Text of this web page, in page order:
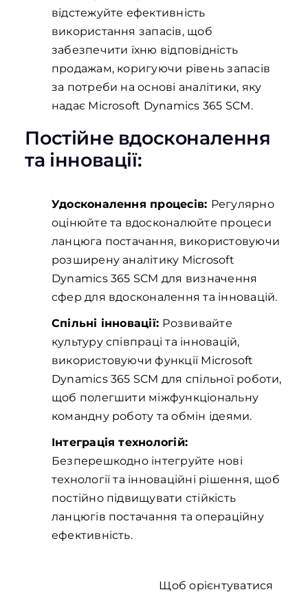
відстежуйте ефективність
використання запасів, щоб
забезпечити їхню відповідність
продажам, коригуючи рівень запасів
за потреби на основі аналітики, яку
надає Microsoft Dynamics 365 SCM.
Постійне вдосконалення
та інновації:
Удосконалення процесів: Регулярно
оцінюйте та вдосконалюйте процеси
ланцюга постачання, використовуючи
розширену аналітику Microsoft
Dynamics 365 SCM для визначення
сфер для вдосконалення та інновацій.
Спільні інновації: Розвивайте
культуру співпраці та інновацій,
використовуючи функції Microsoft
Dynamics 365 SCM для спільної роботи,
щоб полегшити міжфункціональну
командну роботу та обмін ідеями.
Інтеграція технологій:
Безперешкодно інтегруйте нові
технології та інноваційні рішення, щоб
постійно підвищувати стійкість
ланцюгів постачання та операційну
ефективність.
Щоб орієнтуватися